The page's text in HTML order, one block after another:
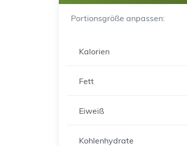
Portionsgröße anpassen:
Kalorien
Fett
Eiweiß
Kohlenhydrate